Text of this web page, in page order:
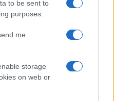
to be sent to
purposes.
me
storage
on web or
ultime news